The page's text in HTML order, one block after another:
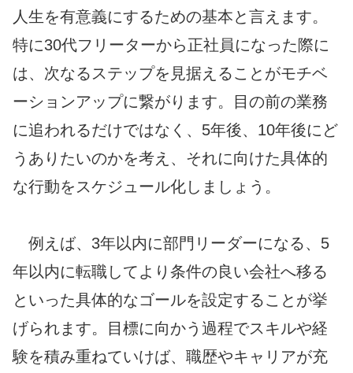
人生を有意義にするための基本と言えます。
特に30代フリーターから正社員になった際に
は、次なるステップを見据えることがモチベ
ーションアップに繋がります。目の前の業務
に追われるだけではなく、5年後、10年後にど
うありたいのかを考え、それに向けた具体的
な行動をスケジュール化しましょう。
例えば、3年以内に部門リーダーになる、5
年以内に転職してより条件の良い会社へ移る
といった具体的なゴールを設定することが挙
げられます。目標に向かう過程でスキルや経
験を積み重ねていけば、職歴やキャリアが充